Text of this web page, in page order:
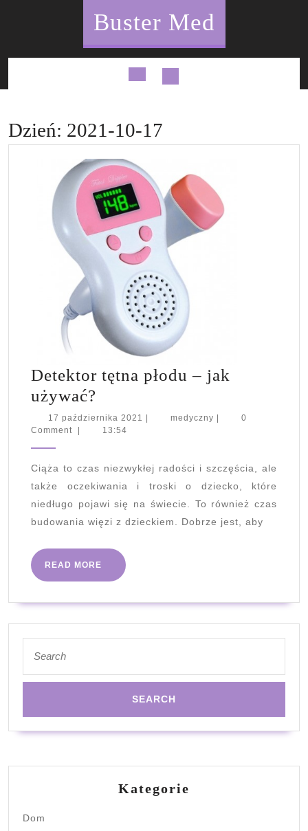
Buster Med
Open
Dzień: 2021-10-17
Detektor tętna płodu – jak
używać?
tętna
płodu
jak
używać?
17 października 2021 17
medyczny medyczny
0
Comment
13:54
Ciąża to czas niezwykłej radości i szczęścia, ale
także oczekiwania i troski o dziecko, które
niedługo pojawi się na świecie. To również czas
budowania więzi z dzieckiem. Dobrze jest, aby
READ MORE
READ
MORE
for:
Kategorie
Dom